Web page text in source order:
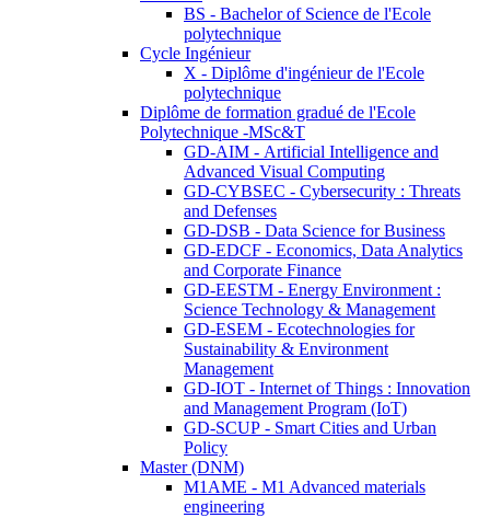
BS - Bachelor of Science de l'Ecole
polytechnique
Cycle Ingénieur
X - Diplôme d'ingénieur de l'Ecole
polytechnique
Diplôme de formation gradué de l'Ecole
Polytechnique -MSc&T
GD-AIM - Artificial Intelligence and
Advanced Visual Computing
GD-CYBSEC - Cybersecurity : Threats
and Defenses
GD-DSB - Data Science for Business
GD-EDCF - Economics, Data Analytics
and Corporate Finance
GD-EESTM - Energy Environment :
Science Technology & Management
GD-ESEM - Ecotechnologies for
Sustainability & Environment
Management
GD-IOT - Internet of Things : Innovation
and Management Program (IoT)
GD-SCUP - Smart Cities and Urban
Policy
Master (DNM)
M1AME - M1 Advanced materials
engineering